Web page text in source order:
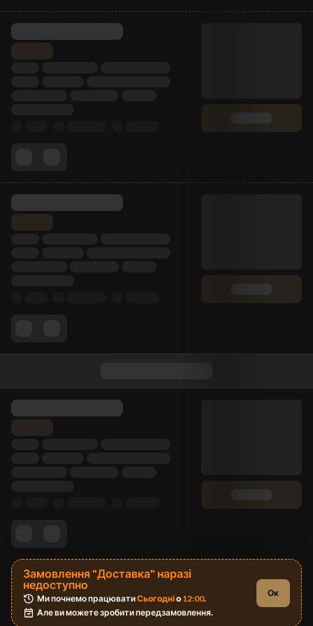
Замовлення "Доставка" наразі
недоступно
Ми почнемо працювати Сьогодні о 12:00.
Але ви можете зробити передзамовлення.
Ок